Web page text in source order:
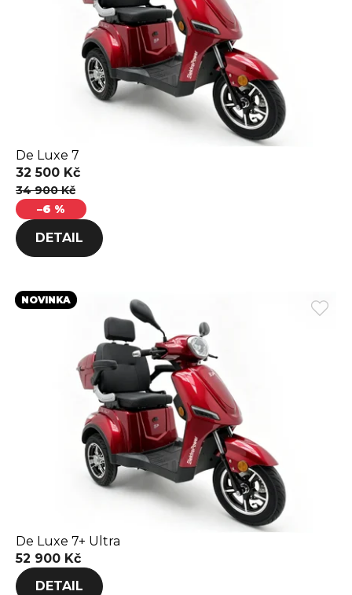
De Luxe 7
32 500 Kč
34 900 Kč
–6 %
DETAIL
NOVINKA
De Luxe 7+ Ultra
52 900 Kč
DETAIL